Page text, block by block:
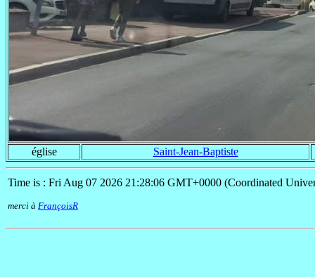
église Saint-Jean-Baptiste
Time is : Fri Aug 07 2026 21:28:06 GMT+0000 (Coordinated
merci à FrançoisR